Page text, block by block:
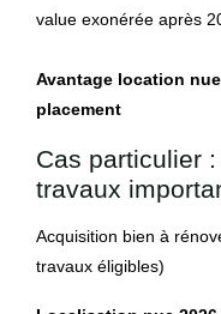
value exonérée après
Avantage location
placement
Cas particulier
travaux
Acquisition bien à
travaux éligibles)